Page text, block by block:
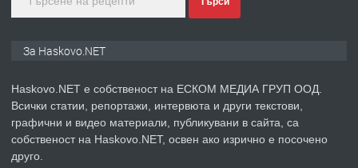
ПРЕДЛАГА
Продавам парцел в гр. Хасково кв.
За Haskovo.NET
Haskovo.NET е собственост на ЕСКОМ МЕДИА ГРУП ООД.
Всички статии, репортажи, интервюта и други текстови,
графични и видео материали, публикувани в сайта, са
собственост на Haskovo.NET, освен ако изрично е посочено
друго.